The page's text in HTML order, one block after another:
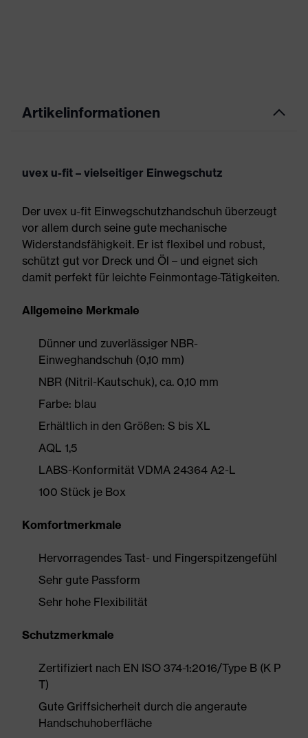
Artikelinformationen
uvex u-fit – vielseitiger Einwegschutz
Der uvex u-fit Einwegschutzhandschuh überzeugt
vor allem durch seine gute mechanische
Widerstandsfähigkeit. Er ist flexibel und robust,
schützt gut vor Dreck und Öl – und eignet sich
damit perfekt für leichte Feinmontage-Tätigkeiten.
Allgemeine Merkmale
Dünner und zuverlässiger NBR-
Einweghandschuh (0,10 mm)
NBR (Nitril-Kautschuk), ca. 0,10 mm
Farbe: blau
Erhältlich in den Größen: S bis XL
AQL 1,5
LABS-Konformität VDMA 24364 A2-L
100 Stück je Box
Komfortmerkmale
Hervorragendes Tast- und Fingerspitzengefühl
Sehr gute Passform
Sehr hohe Flexibilität
Schutzmerkmale
Zertifiziert nach EN ISO 374-1:2016/Type B (K P
T)
Gute Griffsicherheit durch die angeraute
Handschuhoberfläche